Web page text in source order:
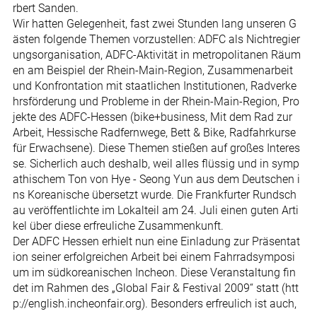
rbert Sanden.
Wir hatten Gelegenheit, fast zwei Stunden lang unseren G
ästen folgende Themen vorzustellen: ADFC als Nichtregier
ungsorganisation, ADFC-Aktivität in metropolitanen Räum
en am Beispiel der Rhein-Main-Region, Zusammenarbeit
und Konfrontation mit staatlichen Institutionen, Radverke
hrsförderung und Probleme in der Rhein-Main-Region, Pro
jekte des ADFC-Hessen (bike+business, Mit dem Rad zur
Arbeit, Hessische Radfernwege, Bett & Bike, Radfahrkurse
für Erwachsene). Diese Themen stießen auf großes Interes
se. Sicherlich auch deshalb, weil alles flüssig und in symp
athischem Ton von Hye - Seong Yun aus dem Deutschen i
ns Koreanische übersetzt wurde. Die Frankfurter Rundsch
au veröffentlichte im Lokalteil am 24. Juli einen guten Arti
kel über diese erfreuliche Zusammenkunft.
Der ADFC Hessen erhielt nun eine Einladung zur Präsentat
ion seiner erfolgreichen Arbeit bei einem Fahrradsymposi
um im südkoreanischen Incheon. Diese Veranstaltung fin
det im Rahmen des „Global Fair & Festival 2009“ statt (htt
p://english.incheonfair.org). Besonders erfreulich ist auch,